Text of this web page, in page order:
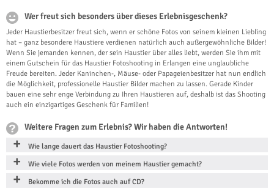
Wer freut sich besonders über dieses Erlebnisgeschenk?
Jeder Haustierbesitzer freut sich, wenn er schöne Fotos von seinem kleinen Liebling
hat – ganz besondere Haustiere verdienen natürlich auch außergewöhnliche Bilder!
Wenn Sie jemanden kennen, der sein Haustier über alles liebt, werden Sie ihm mit
einem Gutschein für das Haustier Fotoshooting in Erlangen eine unglaubliche
Freude bereiten. Jeder Kaninchen-, Mäuse- oder Papageienbesitzer hat nun endlich
die Möglichkeit, professionelle Haustier Bilder machen zu lassen. Gerade Kinder
bauen eine sehr enge Verbindung zu Ihren Haustieren auf, deshalb ist das Shooting
auch ein einzigartiges Geschenk für Familien!
Weitere Fragen zum Erlebnis? Wir haben die Antworten!
Wie lange dauert das Haustier Fotoshooting?
Wie viele Fotos werden von meinem Haustier gemacht?
Bekomme ich die Fotos auch auf CD?